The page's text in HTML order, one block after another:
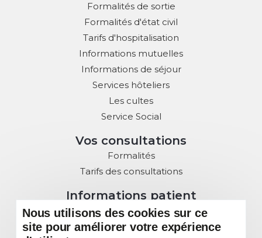
Formalités de sortie
Formalités d'état civil
Tarifs d'hospitalisation
Informations mutuelles
Informations de séjour
Services hôteliers
Les cultes
Service Social
Vos consultations
Formalités
Tarifs des consultations
Informations patient
Droits des Patients
Charte de la Laïcité
Nous utilisons des cookies sur ce
site pour améliorer votre expérience